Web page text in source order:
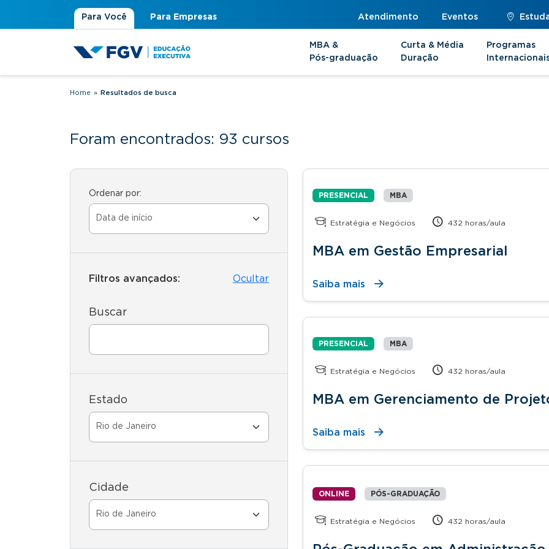
Para Você Para Empresas Atendimento Eventos
MBA &
Pós-graduação
Curta & Média
Duração
Programas
Você está aqui
Home » Resultados de busca
Foram encontrados: 93 cursos
Ordenar por:
Filtros avançados: Ocultar
Buscar
Estado
Cidade
PRESENCIAL MBA
Estratégia e Negócios 432 horas/aula
MBA em Gestão Empresarial
Saiba mais
PRESENCIAL MBA
Estratégia e Negócios 432 horas/aula
MBA em Gerenciamento de
Saiba mais
ONLINE PÓS-GRADUAÇÃO
Estratégia e Negócios 432 horas/aula